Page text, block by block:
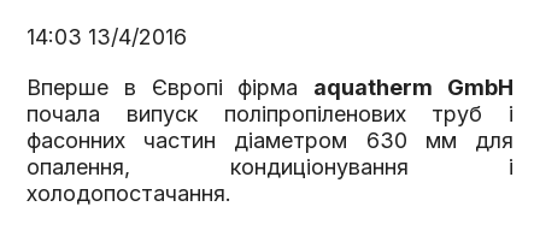
14:03 13/4/2016
Вперше в Європі фірма aquatherm GmbH
почала випуск поліпропіленових труб і
фасонних частин діаметром 630 мм для
опалення, кондиціонування і
холодопостачання.